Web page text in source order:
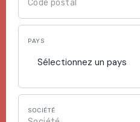
PAYS
Sélectionnez un pays
SOCIÉTÉ